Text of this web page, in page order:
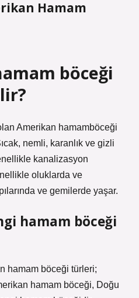
Hamam
böceği
Amerikan hamamböceği
nemli, karanlık ve gizli
kanalizasyon
oluklarda ve
ve gemilerde yaşar.
hamam böceği
hamam böceği türleri;
hamam böceği, Doğu